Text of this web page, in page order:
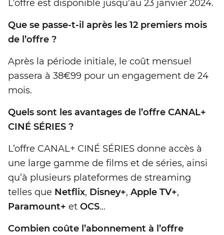
L’offre est disponible jusqu’au 23 janvier 2024.
Que se passe-t-il après les 12 premiers mois
de l’offre ?
Après la période initiale, le coût mensuel
passera à 38€99 pour un engagement de 24
mois.
Quels sont les avantages de l’offre CANAL+
CINÉ SÉRIES ?
L’offre CANAL+ CINÉ SÉRIES donne accès à
une large gamme de films et de séries, ainsi
qu’à plusieurs plateformes de streaming
telles que Netflix, Disney+, Apple TV+,
Paramount+ et OCS…
Combien coûte l’abonnement à l’offre